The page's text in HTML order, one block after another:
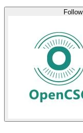
Follow